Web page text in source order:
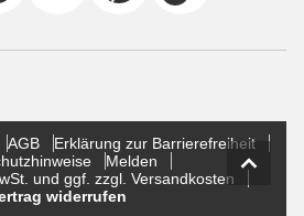
AGB
Erklärung zur Barrierefreiheit
Melden
und ggf. zzgl. Versandkosten
widerrufen